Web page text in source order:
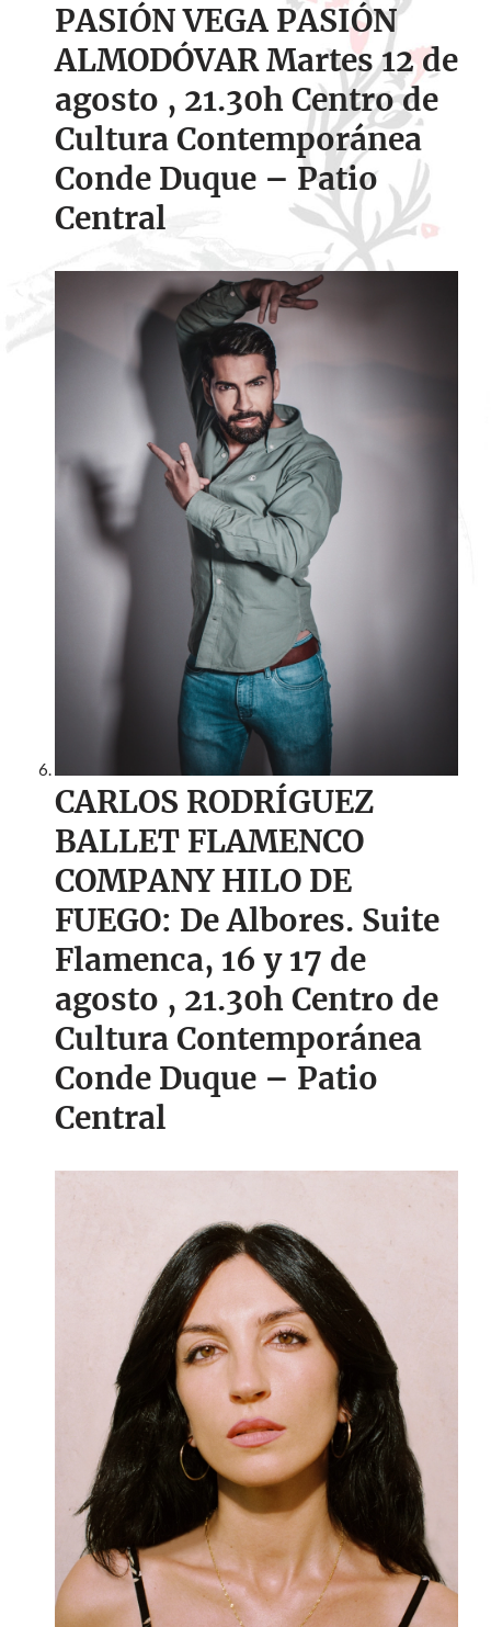
PASIÓN VEGA PASIÓN
ALMODÓVAR Martes 12 de
agosto , 21.30hCentro de
Cultura Contemporánea
Conde Duque – Patio
Central
CARLOS RODRÍGUEZ
BALLET FLAMENCO
COMPANY HILO DE
FUEGO: De Albores. Suite
Flamenca, 16 y 17 de
agosto , 21.30h Centro de
Cultura Contemporánea
Conde Duque – Patio
Central